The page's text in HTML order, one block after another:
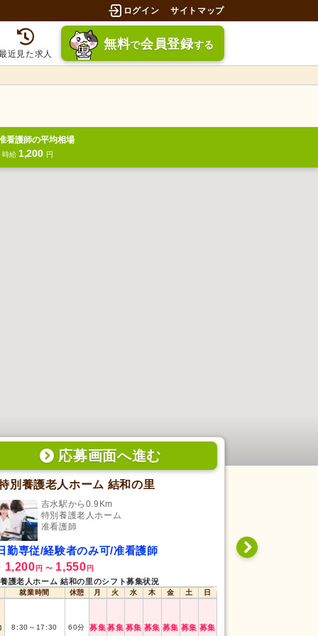
ログイン サイトマップ
近見た求人
無料で会員登録する
看護師の平均相場
時給 1,200 円
応募画面へ進む
別養護老人ホーム 結和の里
吉水駅から0.9Km
特別養護老人ホーム
准看護師
勤専従/経験者のみ可/准看護師
1,200 円 〜 1,550 円
護老人ホーム 結和の里のシフト募集状況
就業時間 休憩 月 火 水 木 金 土 日
8:30 ～ 17:30 60分 募集募集 募集 募集 募集 募集 募集
日勤専従/経